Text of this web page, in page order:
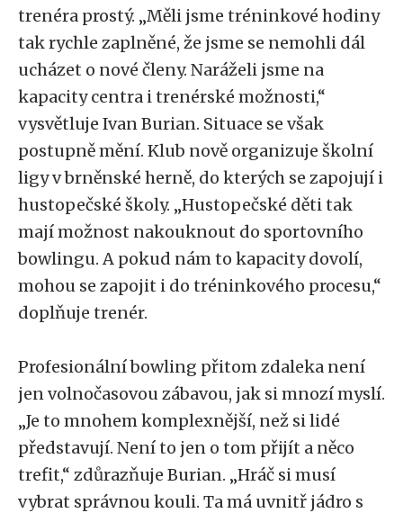
trenéra prostý. „Měli jsme tréninkové hodiny
tak rychle zaplněné, že jsme se nemohli dál
ucházet o nové členy. Naráželi jsme na
kapacity centra i trenérské možnosti,“
vysvětluje Ivan Burian. Situace se však
postupně mění. Klub nově organizuje školní
ligy v brněnské herně, do kterých se zapojují i
hustopečské školy. „Hustopečské děti tak
mají možnost nakouknout do sportovního
bowlingu. A pokud nám to kapacity dovolí,
mohou se zapojit i do tréninkového procesu,“
doplňuje trenér.
Profesionální bowling přitom zdaleka není
jen volnočasovou zábavou, jak si mnozí myslí.
„Je to mnohem komplexnější, než si lidé
představují. Není to jen o tom přijít a něco
trefit,“ zdůrazňuje Burian. „Hráč si musí
vybrat správnou kouli. Ta má uvnitř jádro s